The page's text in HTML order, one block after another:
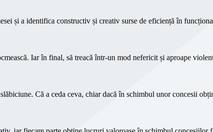
și a identifica constructiv și creativ surse de eficiență în
Iar în final, să treacă într-un mod nefericit și aproape
Că a ceda ceva, chiar dacă în schimbul unor concesii